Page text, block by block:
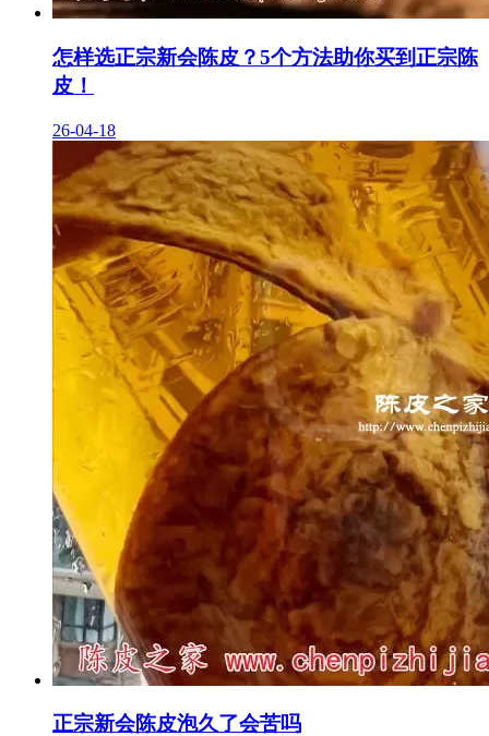
怎样选正宗新会陈皮？5个方法助你买到正宗陈
皮！
26-04-18
正宗新会陈皮泡久了会苦吗